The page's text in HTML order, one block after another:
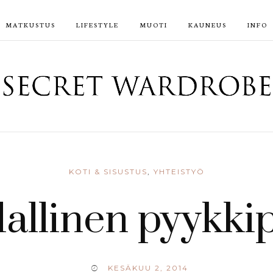
MATKUSTUS LIFESTYLE MUOTI KAUNEUS INFO
KOTI & SISUSTUS, YHTEISTYÖ
KESÄKUU 2, 2014